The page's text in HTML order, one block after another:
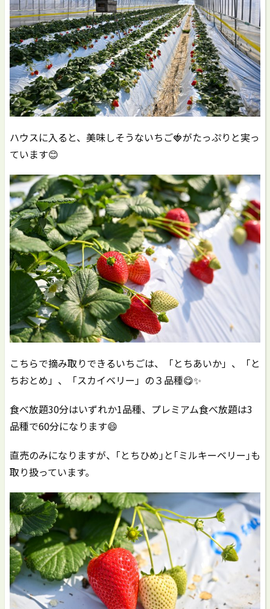
ハウスに入ると、美味しそうないちご🍓がたっぷりと実っ
ています😊
こちらで摘み取りできるいちごは、「とちあいか」、「と
ちおとめ」、「スカイベリー」の３品種😋✨
食べ放題30分はいずれか1品種、プレミアム食べ放題は3
品種で60分になります😄
直売のみになりますが、｢とちひめ｣と｢ミルキーベリー｣も
取り扱っています。